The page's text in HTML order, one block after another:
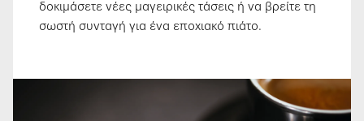
δοκιμάσετε νέες μαγειρικές τάσεις ή να βρείτε τη
σωστή συνταγή για ένα εποχιακό πιάτο.